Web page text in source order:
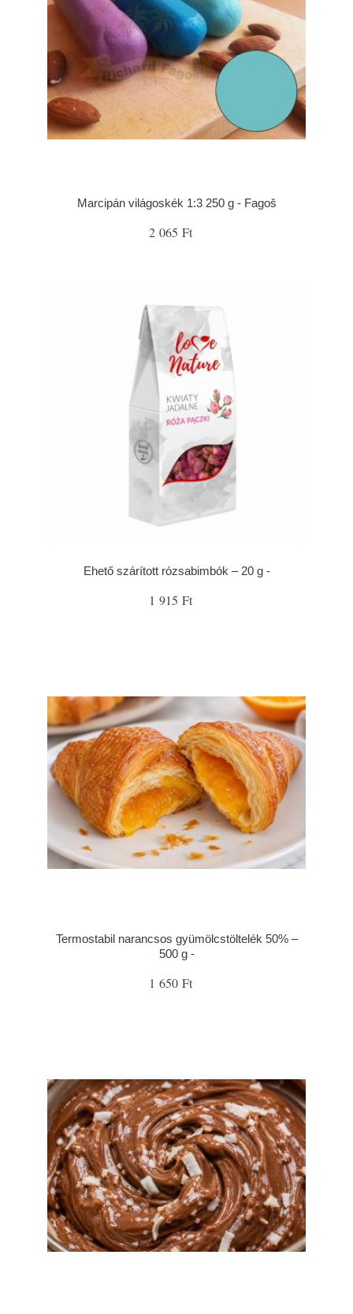
Marcipán világoskék 1:3 250 g - Fagoš
2 065 Ft
Ehető szárított rózsabimbók – 20 g -
1 915 Ft
Termostabil narancsos gyümölcstöltelék 50% –
500 g -
1 650 Ft